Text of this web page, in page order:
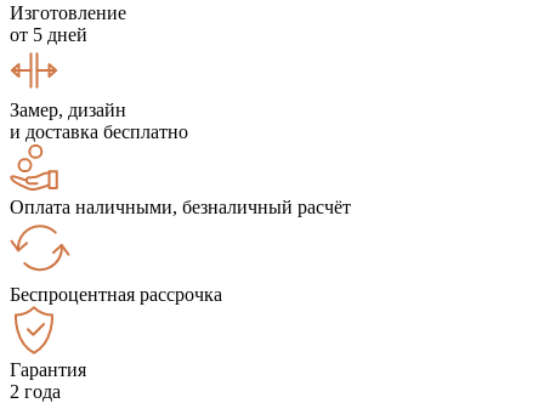
Изготовление
от 5 дней
Замер, дизайн
и доставка бесплатно
Оплата наличными, безналичный расчёт
Беспроцентная рассрочка
Гарантия
2 года